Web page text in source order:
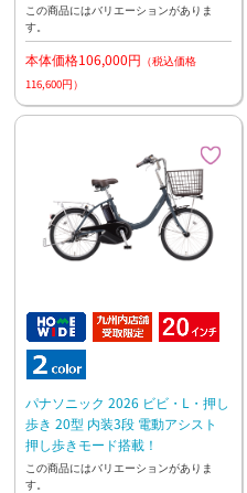
この商品にはバリエーションがありま
す。
本体価格106,000円 （税込価格
116,600円）
パナソニック 2026 ビビ・L・押し
歩き 20型 内装3段 電動アシスト
押し歩きモード搭載！
この商品にはバリエーションがありま
す。